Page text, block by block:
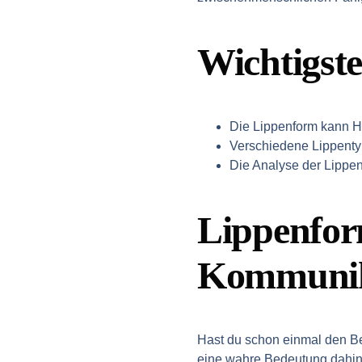
Die Lippenform kann
Verschiedene
Die Analyse der
Hast du schon einmal den
eine wahre Bedeutung